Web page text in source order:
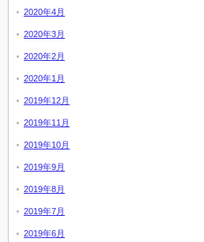
2020年4月
2020年3月
2020年2月
2020年1月
2019年12月
2019年11月
2019年10月
2019年9月
2019年8月
2019年7月
2019年6月